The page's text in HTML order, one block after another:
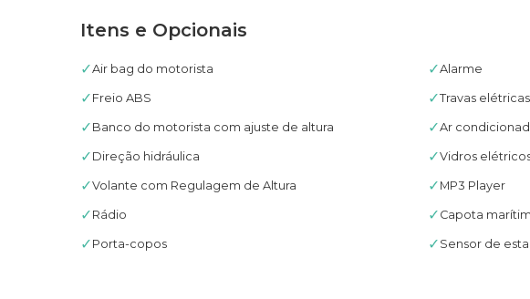
Itens e Opcionais
✓Air bag do motorista ✓Alarme
✓ Freio ABS ✓Travas elétricas
✓ Banco do motorista com ajuste de altura ✓Ar
✓ Direção hidráulica ✓Vidros
✓Volante com Regulagem de Altura ✓ MP3 Player
✓ Rádio ✓ Capota
✓ Porta-copos ✓ Sensor de